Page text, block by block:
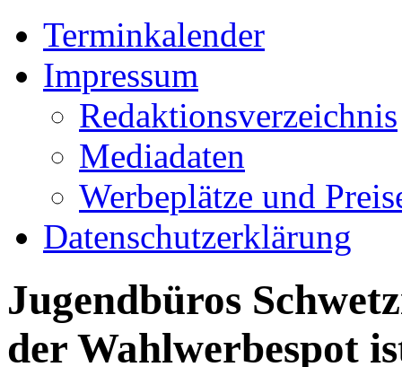
Terminkalender
Impressum
Redaktionsverzeichnis
Mediadaten
Werbeplätze und
Datenschutzerklärung
Jugendbüros
der Wahlwerbespot